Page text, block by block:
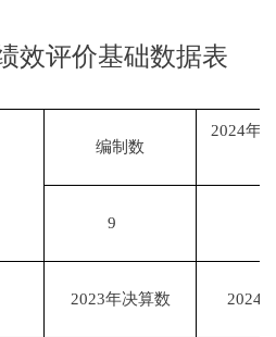
效评价基础数据表
编制数
2024年
9
2023年决算数 2024